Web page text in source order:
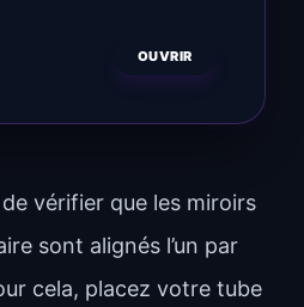
OUVRIR
vérifier que les miroirs
sont alignés l’un par
cela, placez votre tube